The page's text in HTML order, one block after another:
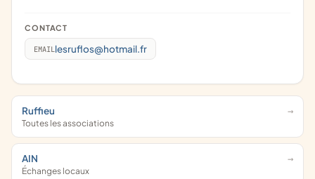
CONTACT
EMAIL lesruflos@hotmail.fr
Ruffieu
Toutes les associations
AIN
Échanges locaux